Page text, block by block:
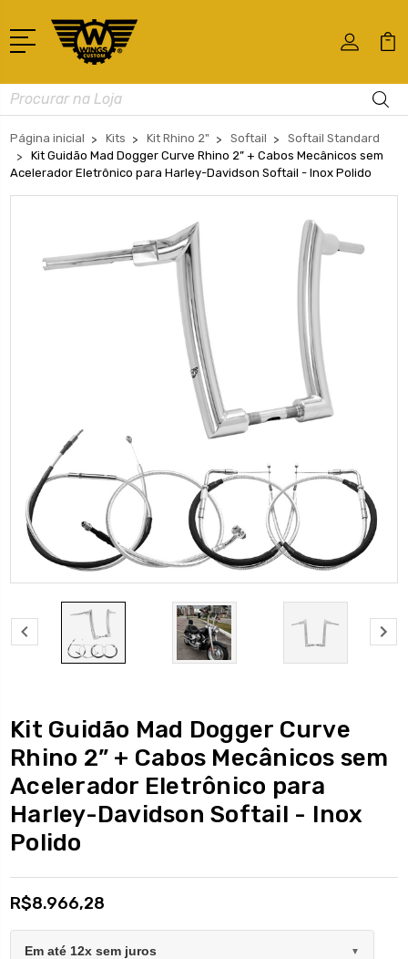
Busca
Página inicial Kits Kit Rhino 2" Softail
Softail Standard
Kit Guidão Mad Dogger Curve Rhino 2” + Cabos Mecânicos sem
Acelerador Eletrônico para Harley-Davidson Softail - Inox Polido
Kit Guidão Mad Dogger Curve
Rhino 2” + Cabos Mecânicos sem
Acelerador Eletrônico para
Harley-Davidson Softail - Inox
Polido
R$8.966,28
Em até 12x sem juros ▼